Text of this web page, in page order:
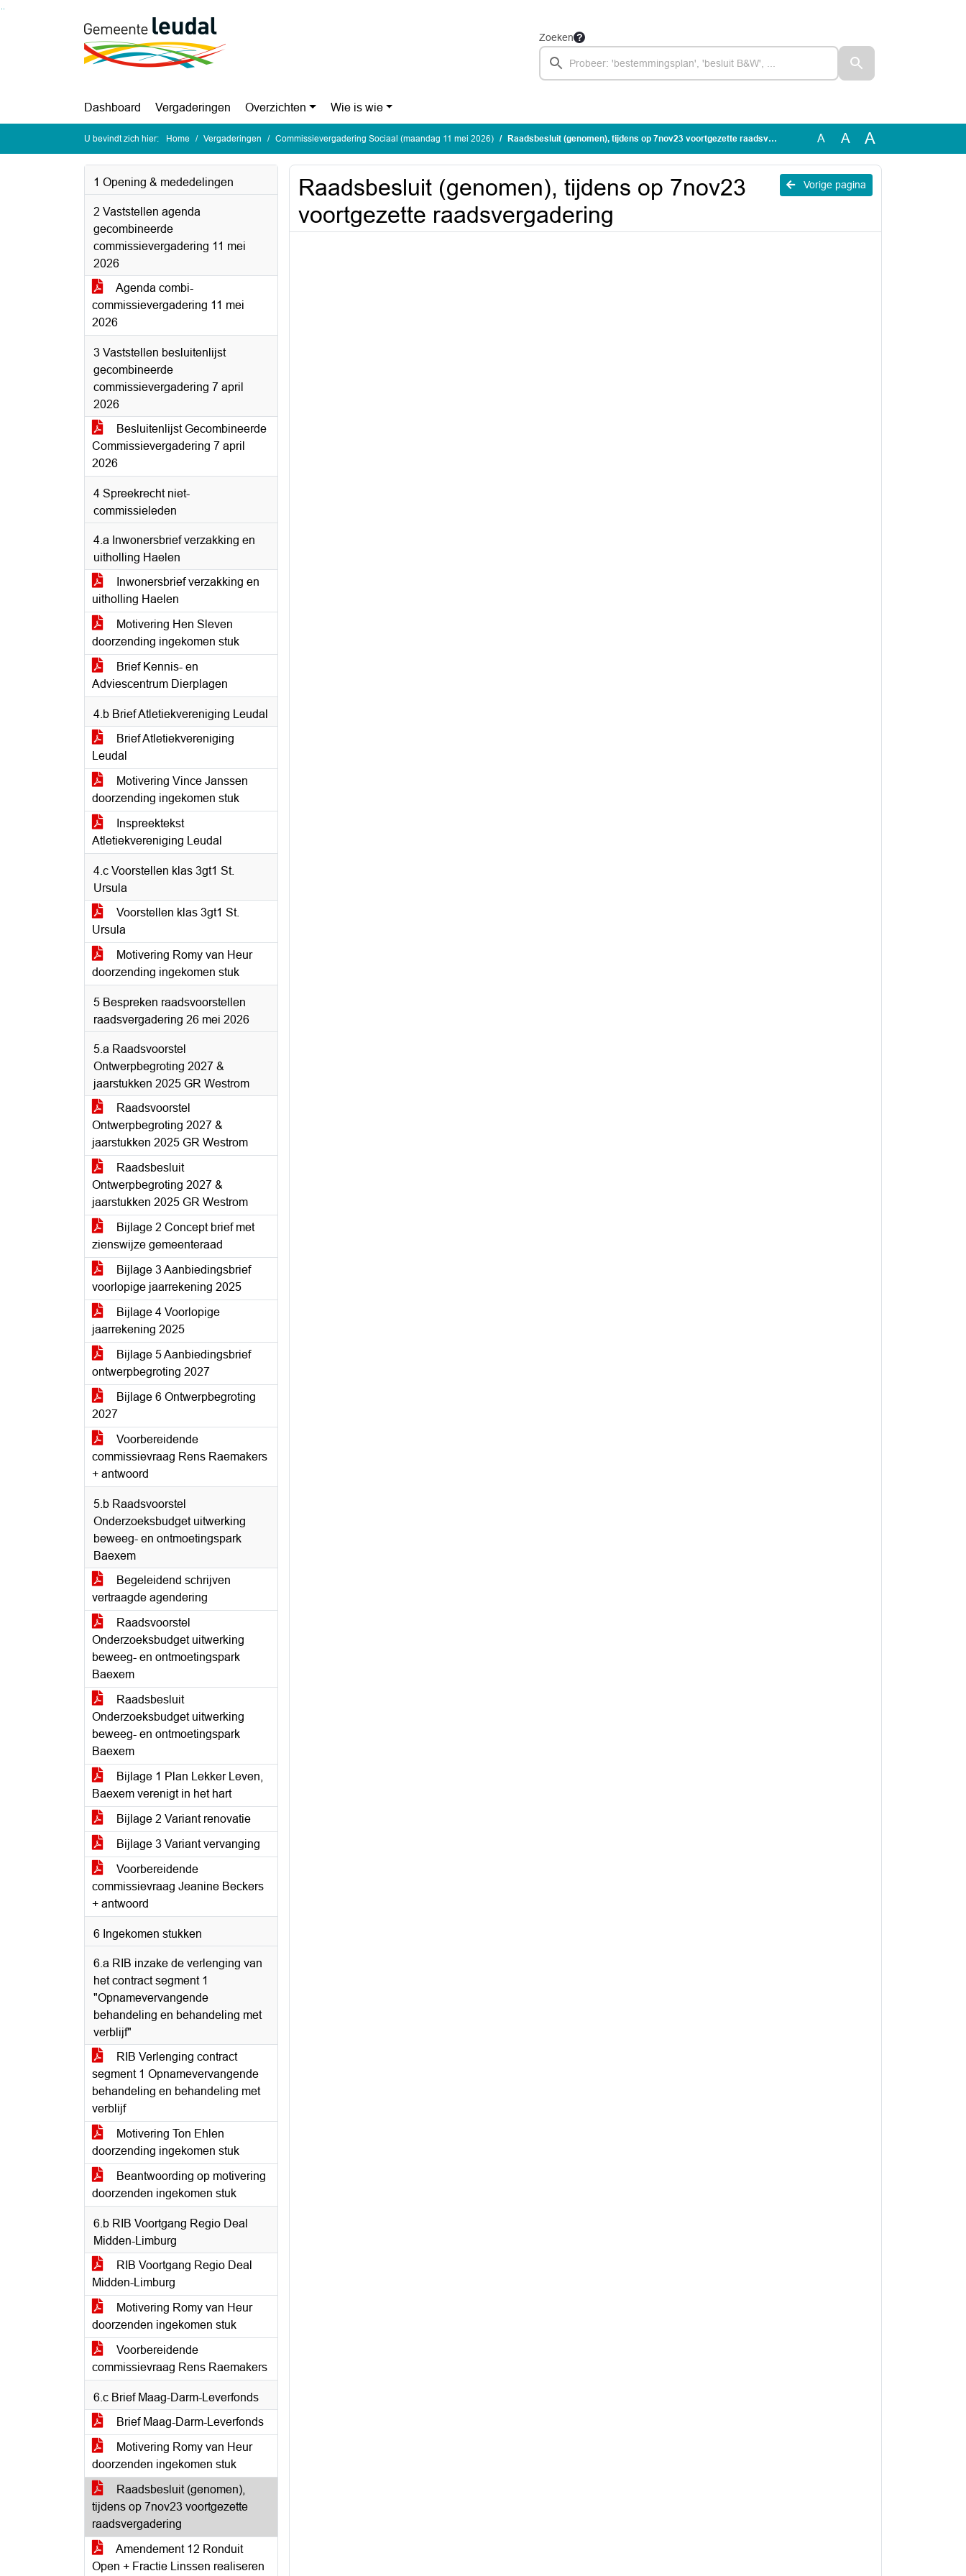
Ga naar de inhoud van deze pagina
Zoeken
Dashboard Vergaderingen Overzichten Wie is wie
U bevindt zich hier: Home Vergaderingen Commissievergadering Sociaal (maandag 11 mei 2026) Raadsbesluit (genomen), tijdens op 7nov23 voortgezette raadsvergadering A A A
1 Opening & mededelingen
2 Vaststellen agenda
gecombineerde
commissievergadering 11 mei
2026
Agenda combi-
commissievergadering 11 mei
2026
3 Vaststellen besluitenlijst
gecombineerde
commissievergadering 7 april
2026
Besluitenlijst Gecombineerde
Commissievergadering 7 april
2026
4 Spreekrecht niet-
commissieleden
4.a Inwonersbrief verzakking en
uitholling Haelen
Inwonersbrief verzakking en
uitholling Haelen
Motivering Hen Sleven
doorzending ingekomen stuk
Brief Kennis- en
Adviescentrum Dierplagen
4.b Brief Atletiekvereniging Leudal
Brief Atletiekvereniging
Leudal
Motivering Vince Janssen
doorzending ingekomen stuk
Inspreektekst
Atletiekvereniging Leudal
4.c Voorstellen klas 3gt1 St.
Ursula
Voorstellen klas 3gt1 St.
Ursula
Motivering Romy van Heur
doorzending ingekomen stuk
5 Bespreken raadsvoorstellen
raadsvergadering 26 mei 2026
5.a Raadsvoorstel
Ontwerpbegroting 2027 &
jaarstukken 2025 GR Westrom
Raadsvoorstel
Ontwerpbegroting 2027 &
jaarstukken 2025 GR Westrom
Raadsbesluit
Ontwerpbegroting 2027 &
jaarstukken 2025 GR Westrom
Bijlage 2 Concept brief met
zienswijze gemeenteraad
Bijlage 3 Aanbiedingsbrief
voorlopige jaarrekening 2025
Bijlage 4 Voorlopige
jaarrekening 2025
Bijlage 5 Aanbiedingsbrief
ontwerpbegroting 2027
Bijlage 6 Ontwerpbegroting
2027
Voorbereidende
commissievraag Rens Raemakers
+ antwoord
5.b Raadsvoorstel
Onderzoeksbudget uitwerking
beweeg- en ontmoetingspark
Baexem
Begeleidend schrijven
vertraagde agendering
Raadsvoorstel
Onderzoeksbudget uitwerking
beweeg- en ontmoetingspark
Baexem
Raadsbesluit
Onderzoeksbudget uitwerking
beweeg- en ontmoetingspark
Baexem
Bijlage 1 Plan Lekker Leven,
Baexem verenigt in het hart
Bijlage 2 Variant renovatie
Bijlage 3 Variant vervanging
Voorbereidende
commissievraag Jeanine Beckers
+ antwoord
6 Ingekomen stukken
6.a RIB inzake de verlenging van
het contract segment 1
"Opnamevervangende
behandeling en behandeling met
verblijf"
RIB Verlenging contract
segment 1 Opnamevervangende
behandeling en behandeling met
verblijf
Motivering Ton Ehlen
doorzending ingekomen stuk
Beantwoording op motivering
doorzenden ingekomen stuk
6.b RIB Voortgang Regio Deal
Midden-Limburg
RIB Voortgang Regio Deal
Midden-Limburg
Motivering Romy van Heur
doorzenden ingekomen stuk
Voorbereidende
commissievraag Rens Raemakers
6.c Brief Maag-Darm-Leverfonds
Brief Maag-Darm-Leverfonds
Motivering Romy van Heur
doorzenden ingekomen stuk
Raadsbesluit (genomen),
tijdens op 7nov23 voortgezette
raadsvergadering
Amendement 12 Ronduit
Open + Fractie Linssen realiseren
Vorige pagina
Raadsbesluit (genomen), tijdens op 7nov23
voortgezette raadsvergadering